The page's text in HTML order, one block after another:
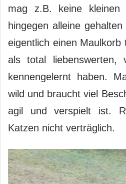
mag z.B. keine kleinen
hingegen alleine
eigentlich einen Maulkorb
als total liebenswerten,
kennengelernt haben.
wild und braucht viel
agil und verspielt ist.
Katzen nicht verträglich.